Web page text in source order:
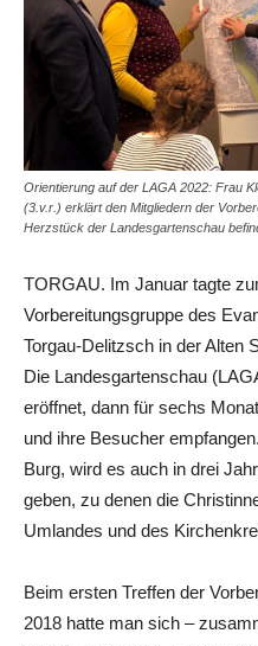
Orientierung auf der LAGA 2022: Frau
(3.v.r.) erklärt den Mitgliedern der
Herzstück der Landesgartenschau
TORGAU. Im Januar tagte
Vorbereitungsgruppe des
Torgau-Delitzsch in der Alten
Die Landesgartenschau
eröffnet, dann für sechs
und ihre Besucher
Burg, wird es auch in drei
geben, zu denen die
Umlandes und des
Beim ersten Treffen der
2018 hatte man sich –